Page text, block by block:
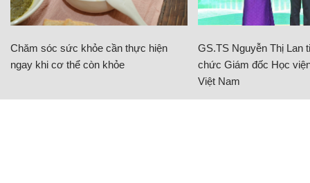
Chăm sóc sức khỏe cần thực hiện
ngay khi cơ thể còn khỏe
GS.TS Nguyễn Thị Lan
chức Giám đốc Học
Việt Nam